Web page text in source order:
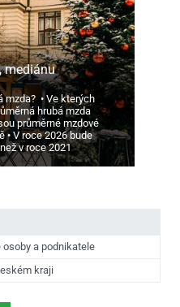
mediánu
mzda?
Ve kterých
hrubá mzda
průměrné mzdové
V roce 2026 bude
v roce 2021
osoby a podnikatele
kraji